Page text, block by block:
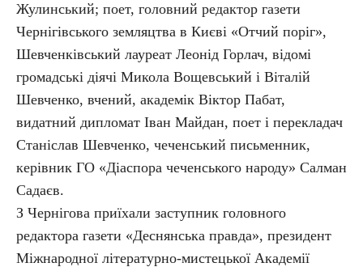
Жулинський; поет, головний редактор газети
Чернігівського земляцтва в Києві «Отчий поріг»,
Шевченківський лауреат Леонід Горлач, відомі
громадські діячі Микола Вощевський і Віталій
Шевченко, вчений, академік Віктор Пабат,
видатний дипломат Іван Майдан, поет і перекладач
Станіслав Шевченко, чеченський письменник,
керівник ГО «Діаспора чеченського народу» Салман
Садаєв.
З Чернігова приїхали заступник головного
редактора газети «Деснянська правда», президент
Міжнародної літературно-мистецької Академії